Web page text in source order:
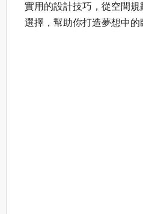
實用的設計技巧，從空間
選擇，幫助你打造夢想中的